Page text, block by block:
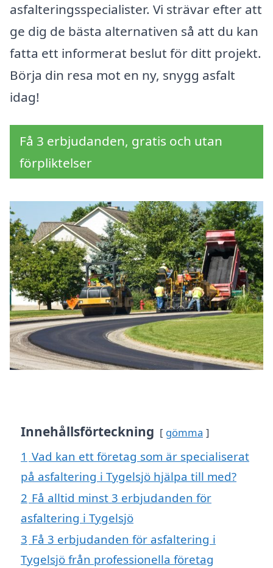
asfalteringsspecialister. Vi strävar efter att
ge dig de bästa alternativen så att du kan
fatta ett informerat beslut för ditt projekt.
Börja din resa mot en ny, snygg asfalt
idag!
Få 3 erbjudanden, gratis och utan
förpliktelser
Innehållsförteckning gömma
1 Vad kan ett företag som är specialiserat
på asfaltering i Tygelsjö hjälpa till med?
2 Få alltid minst 3 erbjudanden för
asfaltering i Tygelsjö
3 Få 3 erbjudanden för asfaltering i
Tygelsjö från professionella företag